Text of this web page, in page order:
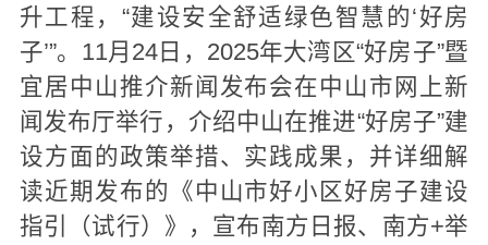
升工程，“建设安全舒适绿色智慧的‘好房
子’”。11月24日，2025年大湾区“好房子”暨
宜居中山推介新闻发布会在中山市网上新
闻发布厅举行，介绍中山在推进“好房子”建
设方面的政策举措、实践成果，并详细解
读近期发布的《中山市好小区好房子建设
指引（试行）》，宣布南方日报、南方+举